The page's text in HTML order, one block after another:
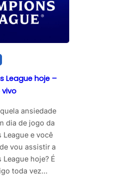
League hoje –
ansiedade
dia de jogo da
League e você
vou assistir a
League hoje? É
toda vez…